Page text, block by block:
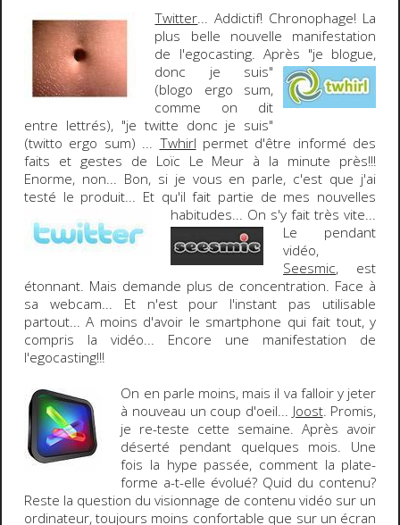
Twitter... Addictif! Chronophage! La
plus belle nouvelle manifestation
de l'egocasting. Après "je blogue,
donc je suis"
(blogo ergo sum,
comme on dit
entre lettrés), "je twitte donc je suis"
(twitto ergo sum) ... Twhirl permet d'être informé des
faits et gestes de Loïc Le Meur à la minute près!!!
Enorme, non... Bon, si je vous en parle, c'est que j'ai
testé le produit... Et qu'il fait partie de mes nouvelles
habitudes... On s'y fait très vite...
Le pendant
vidéo,
Seesmic, est
étonnant. Mais demande plus de concentration. Face à
sa webcam... Et n'est pour l'instant pas utilisable
partout... A moins d'avoir le smartphone qui fait tout, y
compris la vidéo... Encore une manifestation de
l'egocasting!!!
On en parle moins, mais il va falloir y jeter
à nouveau un coup d'oeil... Joost. Promis,
je re-teste cette semaine. Après avoir
déserté pendant quelques mois. Une
fois la hype passée, comment la plate-
forme a-t-elle évolué? Quid du contenu?
Reste la question du visionnage de contenu vidéo sur un
ordinateur, toujours moins confortable que sur un écran